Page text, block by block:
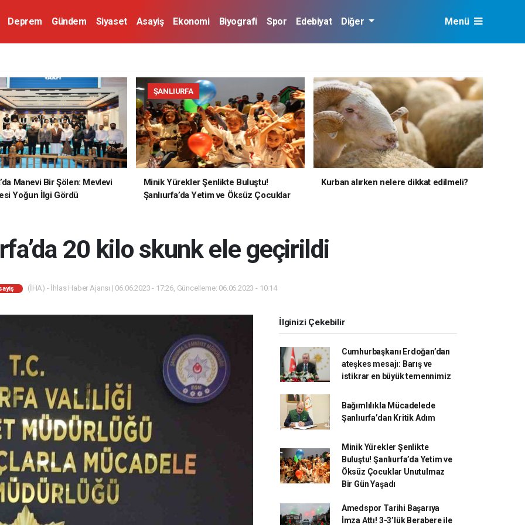
Deprem Gündem Siyaset Asayiş Ekonomi Biyografi Spor Edebiyat Diğer Menü
Manevi Bir Şölen: Mevlevi
Yoğun İlgi Gördü
ŞANLIURFA
Minik Yürekler Şenlikte Buluştu!
Şanlıurfa’da Yetim ve Öksüz Çocuklar
Kurban alırken nelere dikkat edilmeli?
20 kilo skunk ele geçirildi
(İHA) - İhlas Haber Ajansı | 06.06.2023 - 17:26, Güncelleme: 06.06.2023 - 10:14
İlginizi Çekebilir
Cumhurbaşkanı Erdoğan’dan
ateşkes mesajı: Barış ve
istikrar en büyük temennimiz
Bağımlılıkla Mücadelede
Şanlıurfa’dan Kritik Adım
Minik Yürekler Şenlikte
Buluştu! Şanlıurfa’da Yetim ve
Öksüz Çocuklar Unutulmaz
Bir Gün Yaşadı
Amedspor Tarihi Başarıya
İmza Attı! 3-3’lük Berabere ile